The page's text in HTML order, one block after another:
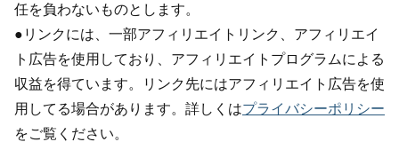
任を負わないものとします。
●リンクには、一部アフィリエイトリンク、アフィリエイ
ト広告を使用しており、アフィリエイトプログラムによる
収益を得ています。リンク先にはアフィリエイト広告を使
用してる場合があります。詳しくはプライバシーポリシー
をご覧ください。